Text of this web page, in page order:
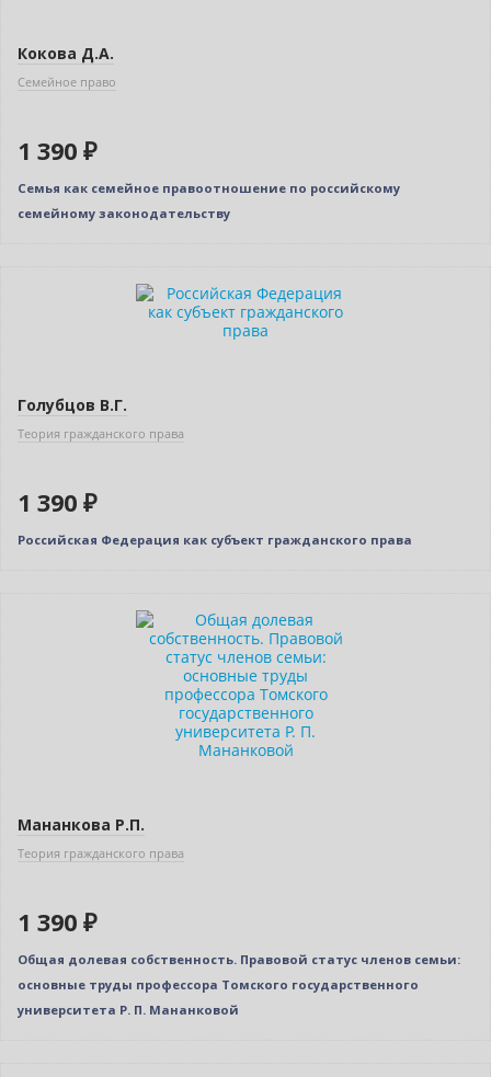
Кокова Д.А.
Семейное право
1 390 ₽
Семья как семейное правоотношение по российскому
семейному законодательству
Голубцов В.Г.
Теория гражданского права
1 390 ₽
Российская Федерация как субъект гражданского права
Мананкова Р.П.
Теория гражданского права
1 390 ₽
Общая долевая собственность. Правовой статус членов семьи:
основные труды профессора Томского государственного
университета Р. П. Мананковой